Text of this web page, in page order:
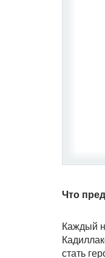
Что
Каждый
стать